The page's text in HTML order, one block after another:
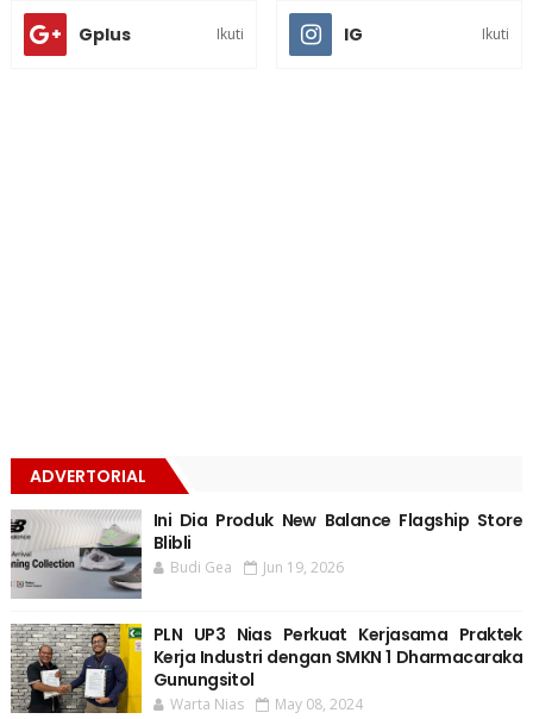
Gplus Ikuti IG Ikuti
ADVERTORIAL
Ini Dia Produk New Balance Flagship Store
Blibli
Budi Gea Jun 19, 2026
PLN UP3 Nias Perkuat Kerjasama Praktek
Kerja Industri dengan SMKN 1 Dharmacaraka
Gunungsitol
Warta Nias May 08, 2024